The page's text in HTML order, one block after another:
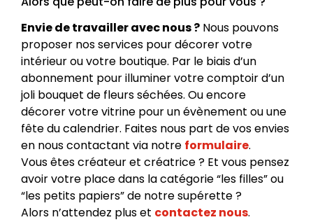
Envie de travailler avec nous ? Nous pouvons
proposer nos services pour décorer votre
intérieur ou votre boutique. Par le biais d’un
abonnement pour illuminer votre comptoir d’un
joli bouquet de fleurs séchées. Ou encore
décorer votre vitrine pour un évènement ou une
fête du calendrier. Faites nous part de vos envies
en nous contactant via notre formulaire.
Vous êtes créateur et créatrice ? Et vous pensez
avoir votre place dans la catégorie “les filles” ou
“les petits papiers” de notre supérette ?
Alors n’attendez plus et contactez nous.